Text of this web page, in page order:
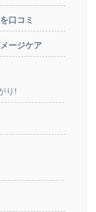
口コミ
ージケア
り!